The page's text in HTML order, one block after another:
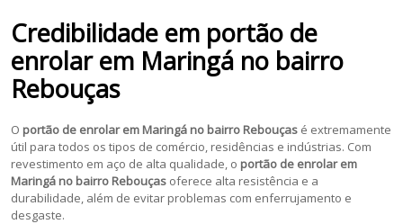
Credibilidade em portão de
enrolar em Maringá no bairro
Rebouças
O portão de enrolar em Maringá no bairro Rebouças é extremamente
útil para todos os tipos de comércio, residências e indústrias. Com
revestimento em aço de alta qualidade, o portão de enrolar em
Maringá no bairro Rebouças oferece alta resistência e a
durabilidade, além de evitar problemas com enferrujamento e
desgaste.